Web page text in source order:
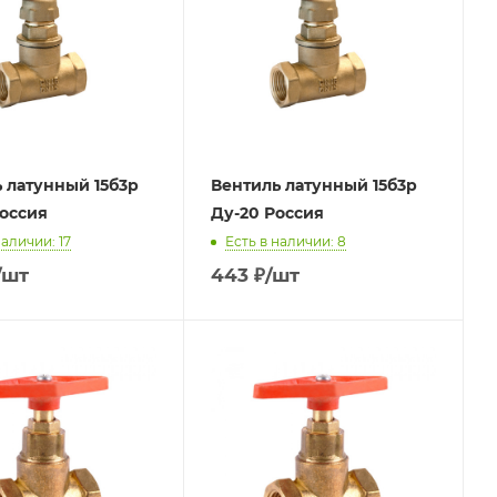
латунный 15б3р
17
Вентиль латунный 15б3р
Ду-20 Россия
Есть в наличии: 8
443 ₽/шт